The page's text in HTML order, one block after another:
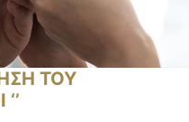
ΤΟΥ